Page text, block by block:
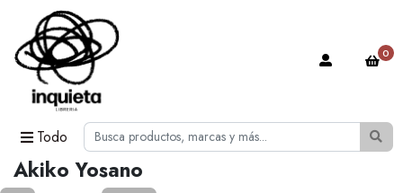
Todo
0
Akiko Yosano